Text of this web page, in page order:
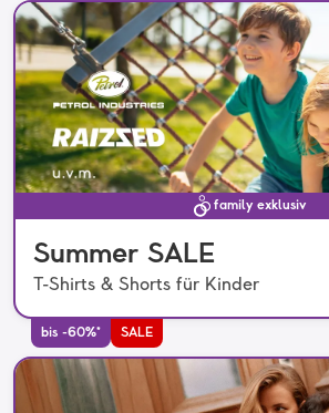
family exklusiv
Summer SALE
T-Shirts & Shorts für Kinder
bis -60%* SALE